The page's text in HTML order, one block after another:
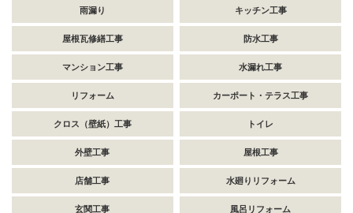
雨漏り キッチン工事
屋根瓦修繕工事 防水工事
マンション工事 水漏れ工事
リフォーム カーポート・テラス工事
クロス（壁紙）工事 トイレ
外壁工事 屋根工事
店舗工事 水廻りリフォーム
玄関工事 風呂リフォーム